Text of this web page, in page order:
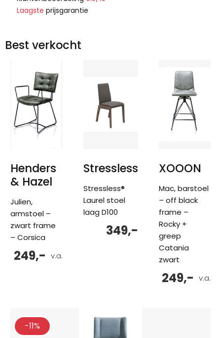
Laagste prijsgarantie
Best verkocht
Henders
& Hazel
Julien,
armstoel –
zwart frame
– Corsica
v.a.
249,-
Stressless
Stressless®
Laurel stoel
laag D100
349,-
XOOON
Mac, barstoel
– off black
frame –
Rocky +
greep
Catania
zwart
v.a.
249,-
-11%